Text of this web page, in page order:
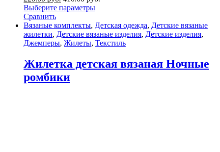
Выберите параметры
Сравнить
Вязаные комплекты, Детская одежда, Детские вязаные
жилетки, Детские вязаные изделия, Детские изделия,
Джемперы, Жилеты, Текстиль
Жилетка детская вязаная Ночные
ромбики